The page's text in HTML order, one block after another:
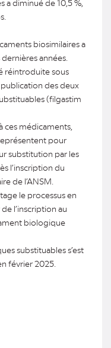
a diminué de 10,5 %,
biosimilaires a
années.
réintroduite sous
des deux
(filgastim
ces médicaments,
pour
substitution par les
l’inscription du
de l’ANSM.
le processus en
l’inscription au
biologique
substituables s’est
février 2025.